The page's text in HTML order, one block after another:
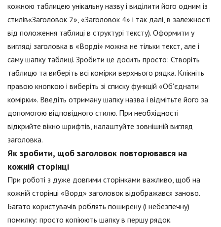
кожною таблицею унікальну назву і виділити його одним із
стилів«Заголовок 2», «Заголовок 4» і так далі, в залежності
від положення таблиці в структурі тексту). Оформити у
вигляді заголовка в «Ворді» можна не тільки текст, але і
саму шапку таблиці. Зробити це досить просто: Створіть
таблицю та виберіть всі комірки верхнього рядка. Клікніть
правою кнопкою і виберіть зі списку функцій «Об'єднати
комірки». Введіть отриману шапку назва і відмітьте його за
допомогою відповідного стилю. При необхідності
відкрийте вікно шрифтів, налаштуйте зовнішній вигляд
заголовка.
Як зробити, щоб заголовок повторювався на
кожній сторінці
При роботі з дуже довгими сторінками важливо, щоб на
кожній сторінці «Ворд» заголовок відображався заново.
Багато користувачів роблять поширену (і небезпечну)
помилку: просто копіюють шапку в першу рядок.